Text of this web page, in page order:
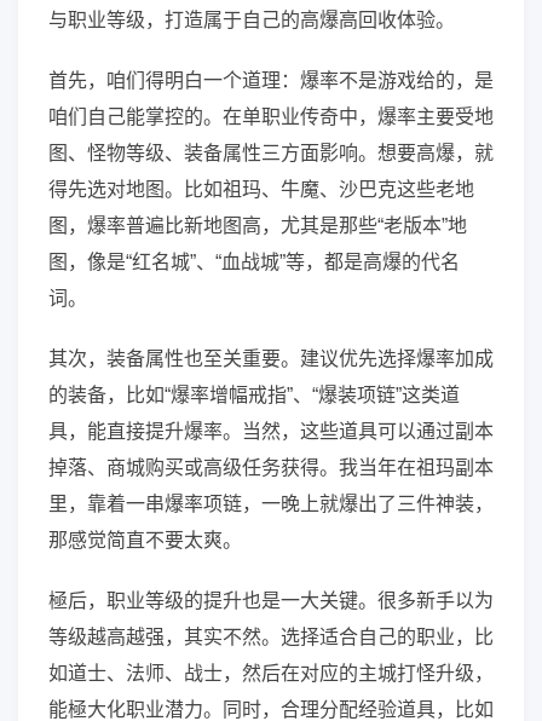
与职业等级，打造属于自己的高爆高回收体验。
首先，咱们得明白一个道理：爆率不是游戏给的，是
咱们自己能掌控的。在单职业传奇中，爆率主要受地
图、怪物等级、装备属性三方面影响。想要高爆，就
得先选对地图。比如祖玛、牛魔、沙巴克这些老地
图，爆率普遍比新地图高，尤其是那些“老版本”地
图，像是“红名城”、“血战城”等，都是高爆的代名
词。
其次，装备属性也至关重要。建议优先选择爆率加成
的装备，比如“爆率增幅戒指”、“爆装项链”这类道
具，能直接提升爆率。当然，这些道具可以通过副本
掉落、商城购买或高级任务获得。我当年在祖玛副本
里，靠着一串爆率项链，一晚上就爆出了三件神装，
那感觉简直不要太爽。
極后，职业等级的提升也是一大关键。很多新手以为
等级越高越强，其实不然。选择适合自己的职业，比
如道士、法师、战士，然后在对应的主城打怪升级，
能極大化职业潜力。同时，合理分配经验道具，比如